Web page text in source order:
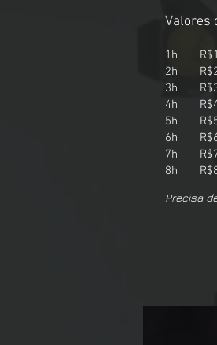
Valores
1h
2h
3h
4h
5h
6h
7h
8h
Precisa